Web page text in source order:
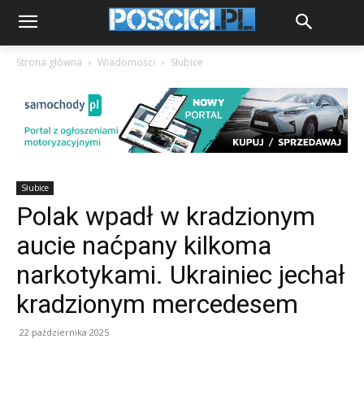
Strona główna Wiadomości Słubice
Słubice
Polak wpadł w kradzionym
aucie naćpany kilkoma
narkotykami. Ukrainiec jechał
kradzionym mercedesem
22 października 2025